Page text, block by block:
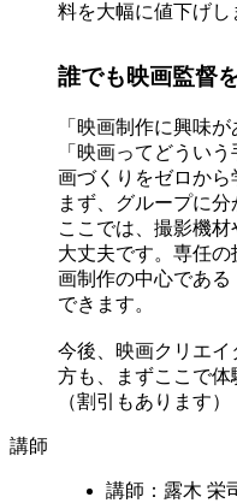
料を大幅に値下げし
誰でも映画監督
「映画制作に興味
「映画ってどうい
画づくりをゼロから
まず、グループに分
ここでは、撮影機
大丈夫です。専任
画制作の中心であ
できます。
今後、映画クリエ
方も、まずここで体
（割引もあります）
講師
講師：露木 栄